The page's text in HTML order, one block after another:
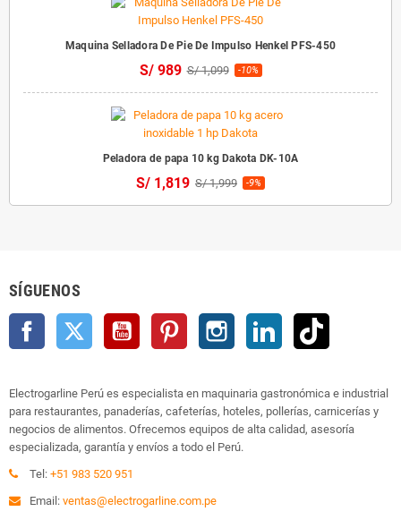
Maquina Selladora De Pie De Impulso Henkel PFS-450
S/ 989 S/ 1,099 -10%
Peladora de papa 10 kg Dakota DK-10A
S/ 1,819 S/ 1,999 -9%
SÍGUENOS
Facebook Twitter YouTube Pinterest Instagram LinkedIn
Electrogarline Perú es especialista en maquinaria gastronómica e industrial
para restaurantes, panaderías, cafeterías, hoteles, pollerías, carnicerías y
negocios de alimentos. Ofrecemos equipos de alta calidad, asesoría
especializada, garantía y envíos a todo el Perú.
Tel: +51 983 520 951
Email: ventas@electrogarline.com.pe